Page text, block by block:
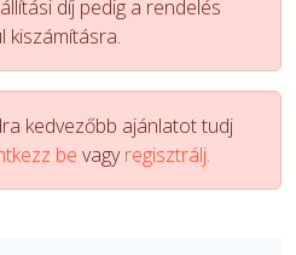
díj pedig a rendelés
kiszámításra.
kedvezőbb ajánlatot tudj
be vagyregisztrálj.